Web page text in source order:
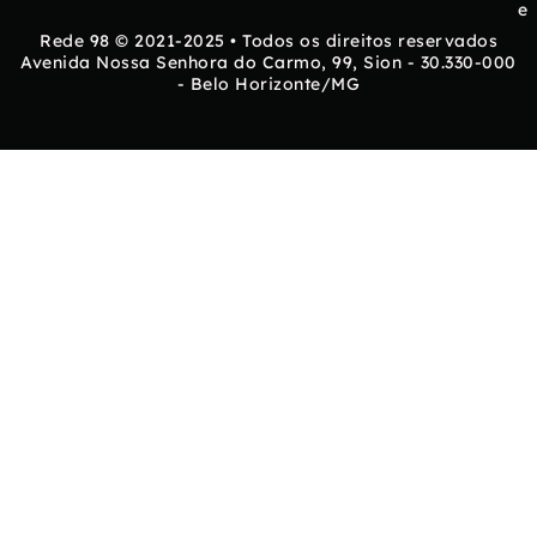
e
Rede 98 © 2021-2025 • Todos os direitos reservados
Avenida Nossa Senhora do Carmo, 99, Sion - 30.330-000
- Belo Horizonte/MG